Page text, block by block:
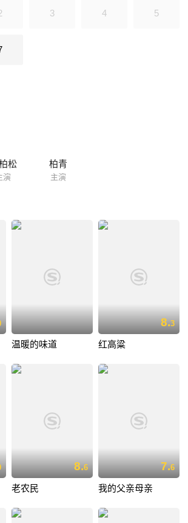
赢得了民心，使烧锅屯终于改变了落后的面貌……
3 4 5
松
演
柏青
主演
温暖的味道
8.3
红高粱
8.6
老农民
7.6
我的父亲母亲